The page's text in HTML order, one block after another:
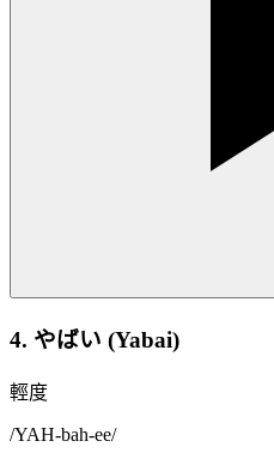
4. やばい (Yabai)
輕度
/YAH-bah-ee/